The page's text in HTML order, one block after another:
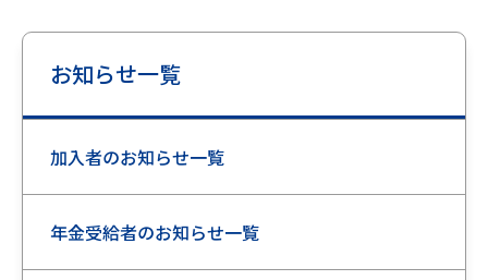
お知らせ一覧
加入者のお知らせ一覧
年金受給者のお知らせ一覧